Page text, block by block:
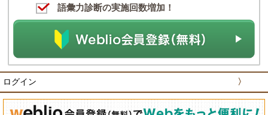
語彙力診断の実施回数増加！
ログイン 〉